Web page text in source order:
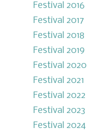
Festival 2016
Festival 2017
Festival 2018
Festival 2019
Festival 2020
Festival 2021
Festival 2022
Festival 2023
Festival 2024